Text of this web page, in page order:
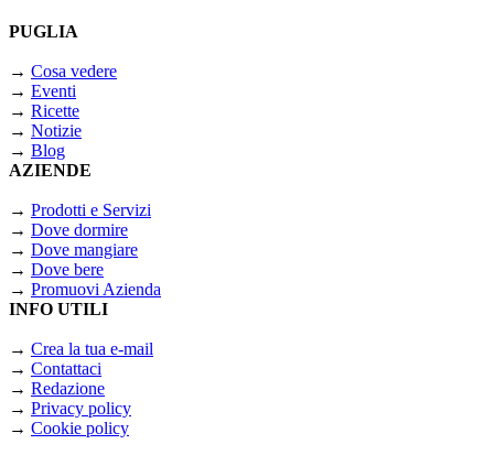
PUGLIA
→ Cosa vedere
→ Eventi
→ Ricette
→ Notizie
→ Blog
AZIENDE
→ Prodotti e Servizi
→ Dove dormire
→ Dove mangiare
→ Dove bere
→ Promuovi Azienda
INFO UTILI
→ Crea la tua e-mail
→ Contattaci
→ Redazione
→ Privacy policy
→ Cookie policy